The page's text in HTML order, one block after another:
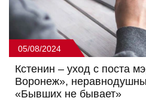
05/08/2024
Кстенин – уход с поста
Воронеж»,
«Бывших не бывает»